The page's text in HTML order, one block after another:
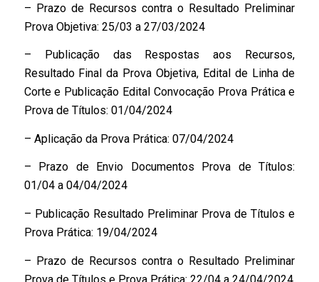
– Prazo de Recursos contra o Resultado Preliminar
Prova Objetiva: 25/03 a 27/03/2024
– Publicação das Respostas aos Recursos,
Resultado Final da Prova Objetiva, Edital de Linha de
Corte e Publicação Edital Convocação Prova Prática e
Prova de Títulos: 01/04/2024
– Aplicação da Prova Prática: 07/04/2024
– Prazo de Envio Documentos Prova de Títulos:
01/04 a 04/04/2024
– Publicação Resultado Preliminar Prova de Títulos e
Prova Prática: 19/04/2024
– Prazo de Recursos contra o Resultado Preliminar
Prova de Títulos e Prova Prática: 22/04 a 24/04/2024